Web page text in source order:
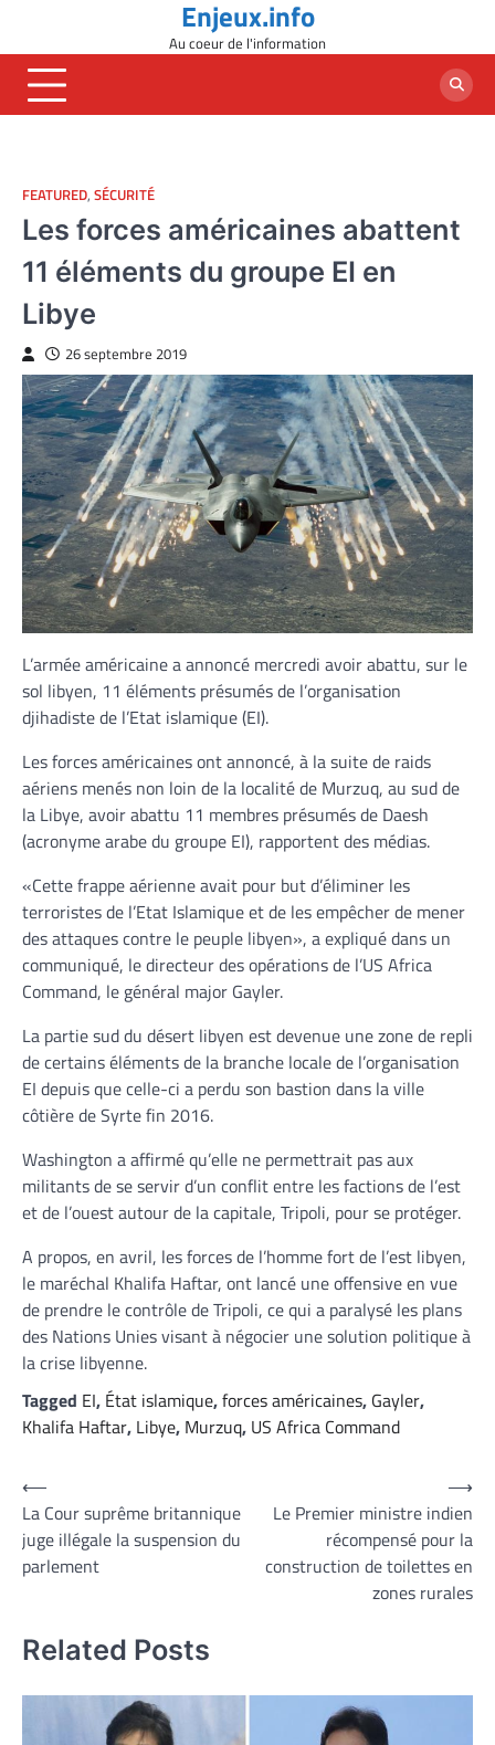
content
Enjeux.info
Au coeur de l'information
FEATURED, SÉCURITÉ
Les forces américaines abattent
11 éléments du groupe EI en
Libye
26 septembre 2019
L’armée américaine a annoncé mercredi avoir abattu, sur le
sol libyen, 11 éléments présumés de l’organisation
djihadiste de l’Etat islamique (EI).
Les forces américaines ont annoncé, à la suite de raids
aériens menés non loin de la localité de Murzuq, au sud de
la Libye, avoir abattu 11 membres présumés de Daesh
(acronyme arabe du groupe EI), rapportent des médias.
«Cette frappe aérienne avait pour but d’éliminer les
terroristes de l’Etat Islamique et de les empêcher de mener
des attaques contre le peuple libyen», a expliqué dans un
communiqué, le directeur des opérations de l’US Africa
Command, le général major Gayler.
La partie sud du désert libyen est devenue une zone de repli
de certains éléments de la branche locale de l’organisation
EI depuis que celle-ci a perdu son bastion dans la ville
côtière de Syrte fin 2016.
Washington a affirmé qu’elle ne permettrait pas aux
militants de se servir d’un conflit entre les factions de l’est
et de l’ouest autour de la capitale, Tripoli, pour se protéger.
A propos, en avril, les forces de l’homme fort de l’est libyen,
le maréchal Khalifa Haftar, ont lancé une offensive en vue
de prendre le contrôle de Tripoli, ce qui a paralysé les plans
des Nations Unies visant à négocier une solution politique à
la crise libyenne.
Tagged EI, État islamique,forces américaines, Gayler,
Khalifa Haftar, Libye, Murzuq, US Africa Command
Navigation
de
l’article
⟵
La Cour suprême britannique
juge illégale la suspension du
parlement
Le Premier ministre indien
récompensé pour la
construction de toilettes en
zones rurales
⟶
Related Posts